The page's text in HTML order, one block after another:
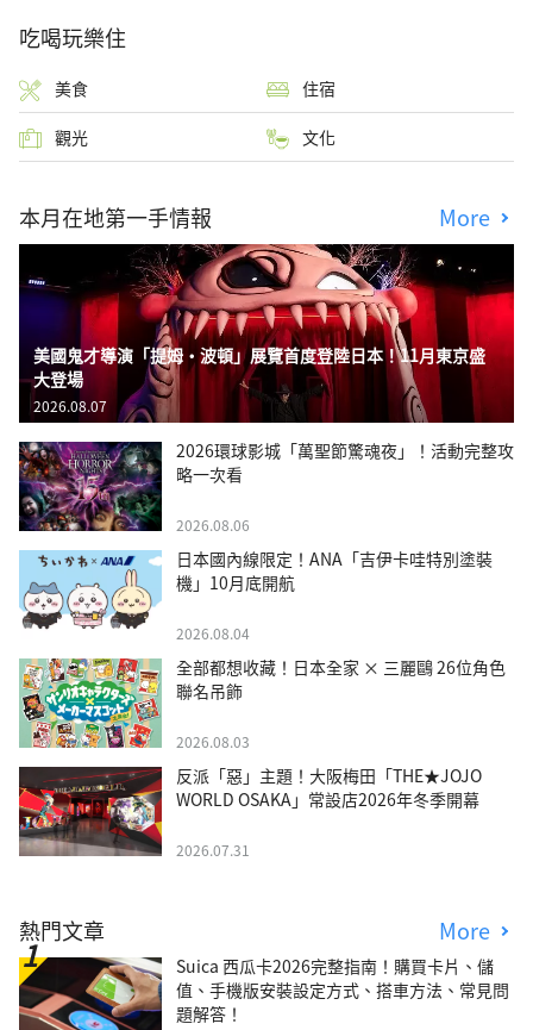
吃喝玩樂住
美食 住宿
觀光 文化
本月在地第一手情報 More
美國鬼才導演「提姆・波頓」展覽首度登陸日本！11月東京盛
大登場
2026.08.07
2026環球影城「萬聖節驚魂夜」！活動完整攻
略一次看
2026.08.06
日本國內線限定！ANA「吉伊卡哇特別塗裝
機」10月底開航
2026.08.04
全部都想收藏！日本全家 × 三麗鷗 26位角色
聯名吊飾
2026.08.03
反派「惡」主題！大阪梅田「THE★JOJO
WORLD OSAKA」常設店2026年冬季開幕
2026.07.31
熱門文章 More
Suica 西瓜卡2026完整指南！購買卡片、儲
值、手機版安裝設定方式、搭車方法、常見問
題解答！